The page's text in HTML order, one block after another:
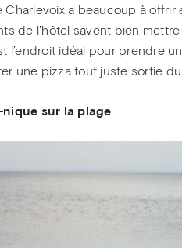
Charlevoix a beaucoup à
de l'hôtel savent bien
l’endroit idéal pour prendre
une pizza tout juste sortie du
sur la plage